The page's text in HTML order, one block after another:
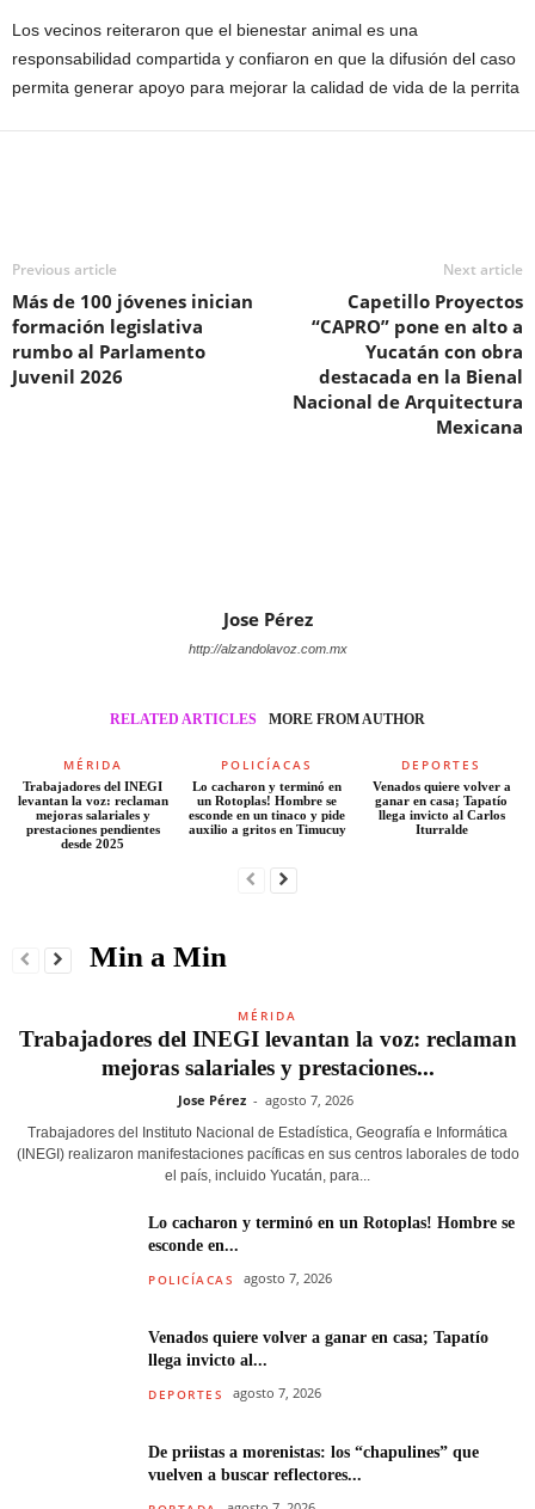
Los vecinos reiteraron que el bienestar animal es una
responsabilidad compartida y confiaron en que la difusión del caso
permita generar apoyo para mejorar la calidad de vida de la perrita
Previous article
Más de 100 jóvenes inician
formación legislativa
rumbo al Parlamento
Juvenil 2026
Next article
Capetillo Proyectos
“CAPRO” pone en alto a
Yucatán con obra
destacada en la Bienal
Nacional de Arquitectura
Mexicana
Jose Pérez
http://alzandolavoz.com.mx
RELATED ARTICLES MORE FROM AUTHOR
MÉRIDA
Trabajadores del INEGI
levantan la voz: reclaman
mejoras salariales y
prestaciones pendientes
desde 2025
POLICÍACAS
Lo cacharon y terminó en
un Rotoplas! Hombre se
esconde en un tinaco y pide
auxilio a gritos en Timucuy
DEPORTES
Venados quiere volver a
ganar en casa; Tapatío
llega invicto al Carlos
Iturralde
Min a Min
MÉRIDA
Trabajadores del INEGI levantan la voz: reclaman
mejoras salariales y prestaciones...
Jose Pérez - agosto 7, 2026
Trabajadores del Instituto Nacional de Estadística, Geografía e Informática
(INEGI) realizaron manifestaciones pacíficas en sus centros laborales de todo
el país, incluido Yucatán, para...
Lo cacharon y terminó en un Rotoplas! Hombre se
esconde en...
POLICÍACAS agosto 7, 2026
Venados quiere volver a ganar en casa; Tapatío
llega invicto al...
DEPORTES agosto 7, 2026
De priistas a morenistas: los “chapulines” que
vuelven a buscar reflectores...